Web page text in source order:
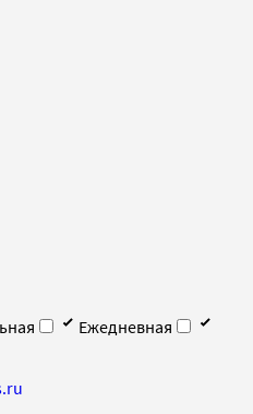
Ежедневная